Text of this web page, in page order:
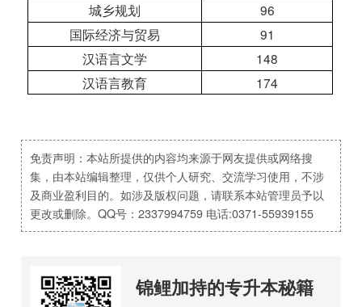
城乡规划
96
国际经济与贸易
91
汉语言文学
148
汉语言教育
174
免责声明：本站所提供的内容均来源于网友提供或网络搜
集，由本站编辑整理，仅供个人研究、交流学习使用，不涉
及商业盈利目的。如涉及版权问题，请联系本站管理员予以
更改或删除。QQ号：2337994759 电话:0371-55939155
锦鲤加持的专升本秘籍